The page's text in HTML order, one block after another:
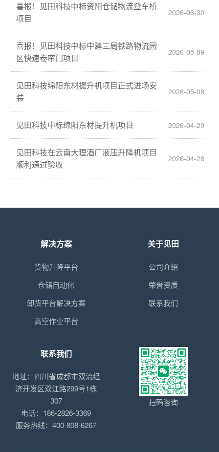
喜报！见田科技中标资阳仓储物流登车桥
项目
2026-06-30
喜报！见田科技中标中建三局铁路物流园
区快速卷帘门项目
2026-05-09
见田科技绵阳东材提升机项目正式进场安
装
2026-05-08
见田科技中标绵阳东材提升机项目 2026-04-29
见田科技在云南大理酒厂液压升降机项目
顺利通过验收
2026-04-28
解决方案
货物升降平台
仓储自动化
卸货平台解决方案
高空作业平台
关于见田
公司介绍
荣誉资质
联系我们
联系我们
地址：四川省成都市双流经
济开发区双江路299号1栋
307
电话：186-2826-3369
服务热线：400-808-6267
扫码咨询